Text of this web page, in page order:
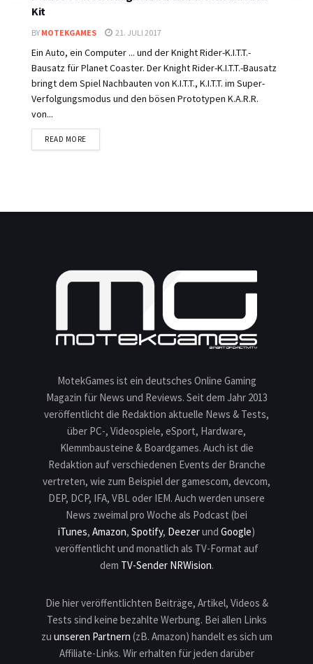
Kit
BY MOTEKGAMES 21. JULI 2017
Ein Auto, ein Computer ... und der Knight Rider-K.I.T.T.-
Bausatz für Planet Coaster. Der Knight Rider-K.I.T.T.-Bausatz
bringt dem Spiel Nachbauten von K.I.T.T., K.I.T.T. im Super-
Verfolgungsmodus und den bösen Prototypen K.A.R.R.
von...
READ MOREDETAILS
MotekGames ist ein deutsches Online Gaming
Magazin für News und Reviews. Seit dem Jahr 2013
veröffentlicht die Redaktion aktuelle News & Tests,
über PC-, Videospiele, eSport, Hardware,
Klemmbausteine & Boardgames. Auch ist die
Redaktion auf verschiedenen Events der Branche
vertreten, wie zum Beispiel der gamescom, devcom,
DEP, DCP, IFA, VBL oder IEM. Auch werden unsere
News zweimal pro Woche als Podcast (bei
iTunes, Amazon, Spotify, Deezerund Google)
veröffentlicht und monatlich als TV-Format auf
dem TV-Sender NRWision.
Die hier veröffentlichten Beiträge, Artikel, Videos &
Tests sind keine bezahlte Werbung. Bei allen Links
zu unseren Partnern (zB. Amazon) handelt es sich um
Affiliate-Links. Wir erhalten für jeden darüber